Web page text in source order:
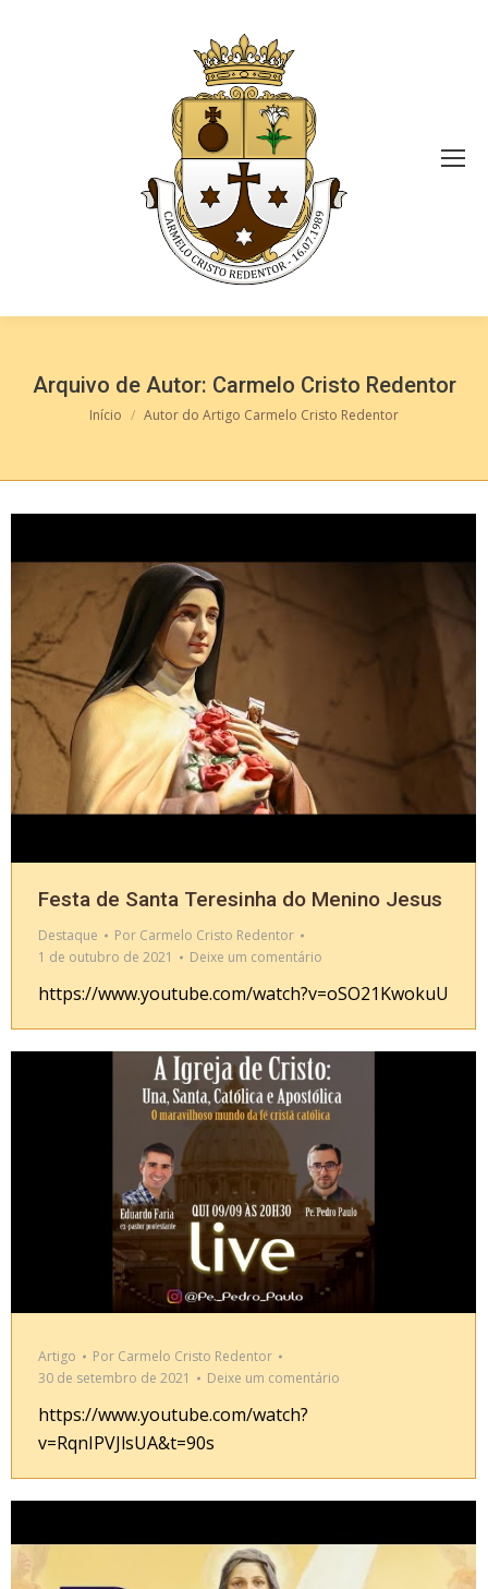
Arquivo de Autor: Carmelo Cristo Redentor
Você está aqui:
Início Autor do Artigo Carmelo Cristo Redentor
Festa de Santa Teresinha do Menino Jesus
Destaque Por Carmelo Cristo Redentor
1 de outubro de 2021
Deixe um comentário
https://www.youtube.com/watch?v=oSO21KwokuU
Artigo Por Carmelo Cristo Redentor
30 de setembro de 2021
Deixe um comentário
https://www.youtube.com/watch?
v=RqnIPVJlsUA&t=90s